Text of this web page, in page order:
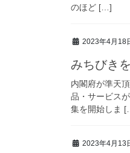
のほど […]
2023年4月18
みちびき
内閣府が準天
品・サービス
集を開始しま
2023年4月13